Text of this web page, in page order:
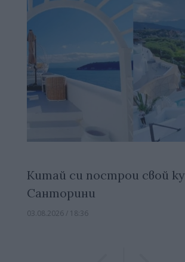
Китай си построи свой
Санторини
03.08.2026 / 18:36